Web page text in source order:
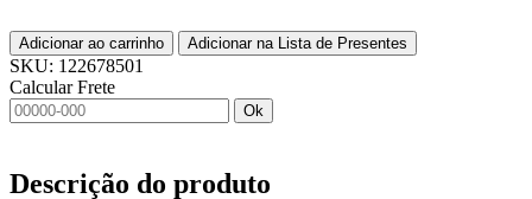
Adicionar ao carrinho Adicionar na Lista de Presentes
SKU: 122678501
Calcular Frete
Ok
Descrição do produto